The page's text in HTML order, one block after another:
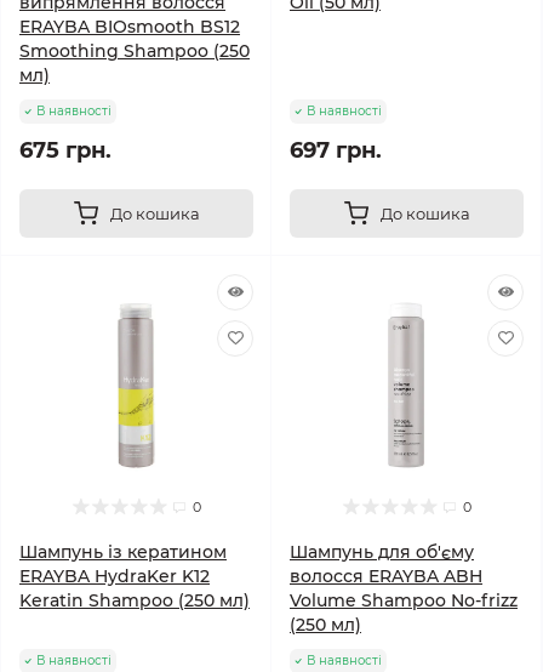
ERAYBA BIOsmooth BS12
Smoothing Shampoo (250
мл)
В наявності
675 грн.
До кошика
В наявності
697 грн.
До кошика
0
Шампунь із кератином
ERAYBA HydraKer K12
Keratin Shampoo (250 мл)
В наявності
0
Шампунь для об'єму
волосся ERAYBA ABH
Volume Shampoo No-frizz
(250 мл)
В наявності